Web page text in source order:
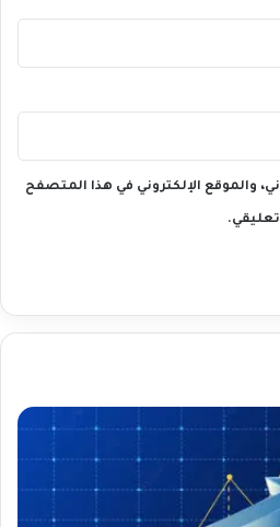
والموقع الإلكتروني في هذا المتصفح